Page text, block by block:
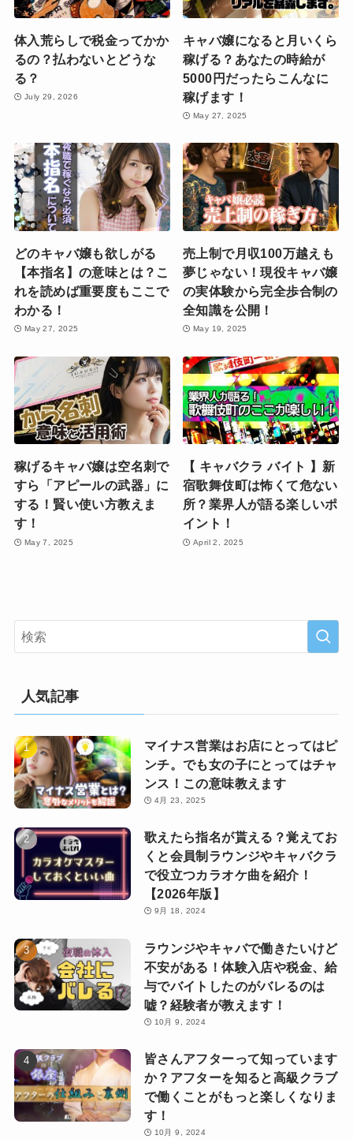
体入荒らしで税金ってかか
るの？払わないとどうな
る？
July 29, 2026
キャバ嬢になると月いくら
稼げる？あなたの時給が
5000円だったらこんなに
稼げます！
May 27, 2025
どのキャバ嬢も欲しがる
【本指名】の意味とは？こ
れを読めば重要度もここで
わかる！
May 27, 2025
売上制で月収100万越えも
夢じゃない！現役キャバ嬢
の実体験から完全歩合制の
全知識を公開！
May 19, 2025
稼げるキャバ嬢は空名刺で
すら「アピールの武器」に
する！賢い使い方教えま
す！
May 7, 2025
【 キャバクラ バイト 】新
宿歌舞伎町は怖くて危ない
所？業界人が語る楽しいポ
イント！
April 2, 2025
人気記事
マイナス営業はお店にとってはピ
ンチ。でも女の子にとってはチャ
ンス！この意味教えます
4月 23, 2025
歌えたら指名が貰える？覚えてお
くと会員制ラウンジやキャバクラ
で役立つカラオケ曲を紹介！
【2026年版】
9月 18, 2024
ラウンジやキャバで働きたいけど
不安がある！体験入店や税金、給
与でバイトしたのがバレるのは
嘘？経験者が教えます！
10月 9, 2024
皆さんアフターって知っています
か？アフターを知ると高級クラブ
で働くことがもっと楽しくなりま
す！
10月 9, 2024